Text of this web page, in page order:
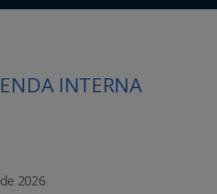
INTERNA
2026